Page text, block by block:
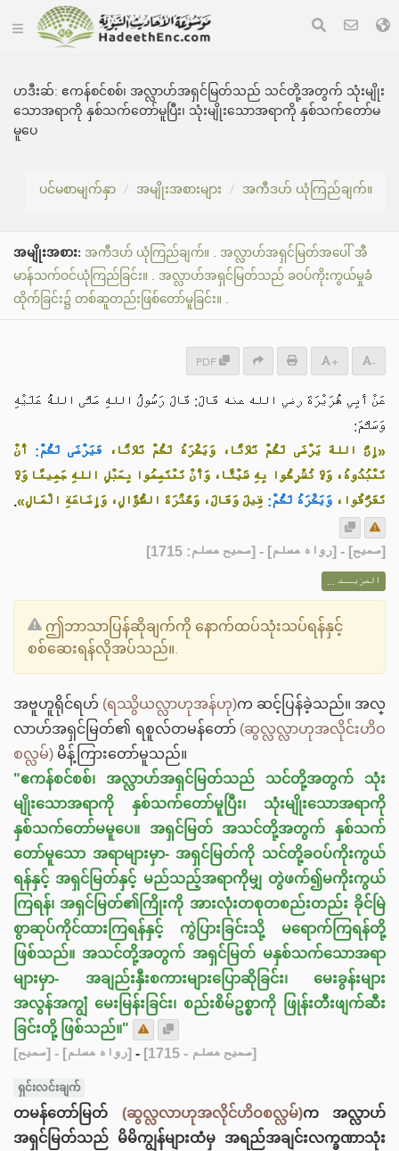
ဟဒီးဆ်:ဧကန်စင်စစ်၊ အလ္လာဟ်အရှင်မြတ်သည် သင်တို့အတွက် သုံးမျိုး
သောအရာကို နှစ်သက်တော်မူပြီး၊ သုံးမျိုးသောအရာကို နှစ်သက်တော်မ
မူပေ
ပင်မစာမျက်နှာ အမျိုးအစားများ အကီဒဟ် ယုံကြည်ချက်။
အမျိုးအစား: အကီဒဟ် ယုံကြည်ချက်။ . အလ္လာဟ်အရှင်မြတ်အပေါ် အီ
မာန်သက်ဝင်ယုံကြည်ခြင်း။ . အလ္လာဟ်အရှင်မြတ်သည် ခဝပ်ကိုးကွယ်မှုခံ
ထိုက်ခြင်း၌ တစ်ဆူတည်းဖြစ်တော်မူခြင်း။ .
PDF + -
عَنْ أَبِي هُرَيْرَةَ رضي الله عنه قَالَ: قَالَ رَسُولُ اللهِ صَلَّى اللهُ عَلَيْهِ
وَسَلَّمَ:
«إِنَّ اللهَ يَرْضَى لَكُمْ ثَلَاثًا، وَيَكْرَهُ لَكُمْ ثَلَاثًا،
فَيَرْضَى لَكُمْ: أَنْ
تَعْبُدُوهُ، وَلَا تُشْرِكُوا بِهِ شَيْئًا، وَأَنْ تَعْتَصِمُوا بِحَبْلِ اللهِ جَمِيعًا وَلَا
تَفَرَّقُوا، وَيَكْرَهُ لَكُمْ: قِيلَ وَقَالَ، وَكَثْرَةَ السُّؤَالِ، وَإِضَاعَةِ الْمَالِ».
[صحيح] - [رواه مسلم] - [صحيح مسلم: 1715]
المزيــد ...
ဤဘာသာပြန်ဆိုချက်ကို နောက်ထပ်သုံးသပ်ရန်နှင့်
စစ်ဆေးရန်လိုအပ်သည်။.
အဗူဟူရိုင်ရဟ် (ရဿွိယလ္လာဟုအန်ဟု)က ဆင့်ပြန်ခဲ့သည်။ အလ္
လာဟ်အရှင်မြတ်၏ ရစူလ်တမန်တော် (ဆွလ္လလ္လာဟုအလိုင်းဟိဝ
စလ္လမ်) မိန့်ကြားတော်မူသည်။
"ဧကန်စင်စစ်၊ အလ္လာဟ်အရှင်မြတ်သည် သင်တို့အတွက် သုံး
မျိုးသောအရာကို နှစ်သက်တော်မူပြီး၊ သုံးမျိုးသောအရာကို
နှစ်သက်တော်မမူပေ။ အရှင်မြတ် အသင်တို့အတွက် နှစ်သက်
တော်မူသော အရာများမှာ- အရှင်မြတ်ကို သင်တို့ခဝပ်ကိုးကွယ်
ရန်နှင့် အရှင်မြတ်နှင့် မည်သည့်အရာကိုမျှ တွဲဖက်၍မကိုးကွယ်
ကြရန်၊ အရှင်မြတ်၏ကြိုးကို အားလုံးတစုတစည်းတည်း ခိုင်မြဲ
စွာဆုပ်ကိုင်ထားကြရန်နှင့် ကွဲပြားခြင်းသို့ မရောက်ကြရန်တို့
ဖြစ်သည်။ အသင်တို့အတွက် အရှင်မြတ် မနှစ်သက်သောအရာ
များမှာ- အချည်းနှီးစကားများပြောဆိုခြင်း၊ မေးခွန်းများ
အလွန်အကျွံ မေးမြန်းခြင်း၊ စည်းစိမ်ဥစ္စာကို ဖြုန်းတီးဖျက်ဆီး
ခြင်းတို့ ဖြစ်သည်။"
[صحيح]
- [رواه مسلم] - [صحيح مسلم - 1715]
ရှင်းလင်းချက်
တမန်တော်မြတ် (ဆွလ္လလာဟုအလိုင်ဟိဝစလ္လမ်)က အလ္လာဟ်
အရှင်မြတ်သည် မိမိကျွန်များထံမှ အရည်အချင်းလက္ခဏာသုံး